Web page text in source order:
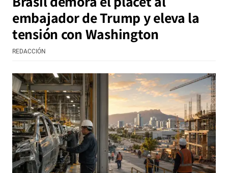
embajador de Trump y eleva la
tensión con Washington
REDACCIÓN